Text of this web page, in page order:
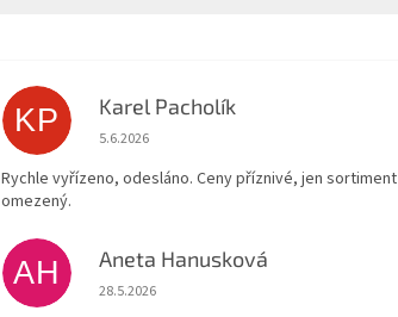
KP Karel Pacholík
Hodnocení obchodu je 4 z 5 hvězdiček.
5.6.2026
Rychle vyřízeno, odesláno. Ceny příznivé, jen sortiment
omezený.
AH Aneta Hanusková
Hodnocení obchodu je 5 z 5 hvězdiček.
28.5.2026